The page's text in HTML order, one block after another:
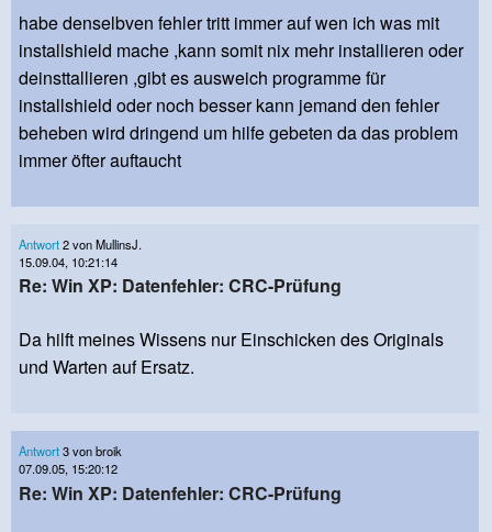
habe denselbven fehler tritt immer auf wen ich was mit
installshield mache ,kann somit nix mehr installieren oder
deinsttallieren ,gibt es ausweich programme für
installshield oder noch besser kann jemand den fehler
beheben wird dringend um hilfe gebeten da das problem
immer öfter auftaucht
Antwort2 von MullinsJ.
15.09.04, 10:21:14
Re: Win XP: Datenfehler: CRC-Prüfung
Da hilft meines Wissens nur Einschicken des Originals
und Warten auf Ersatz.
Antwort3 von broik
07.09.05, 15:20:12
Re: Win XP: Datenfehler: CRC-Prüfung